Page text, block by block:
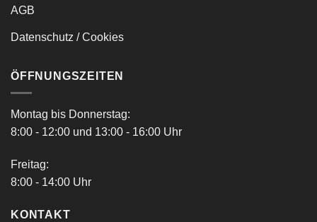
AGB
Datenschutz / Cookies
ÖFFNUNGSZEITEN
Montag bis Donnerstag:
8:00 - 12:00 und 13:00 - 16:00 Uhr
Freitag:
8:00 - 14:00 Uhr
KONTAKT